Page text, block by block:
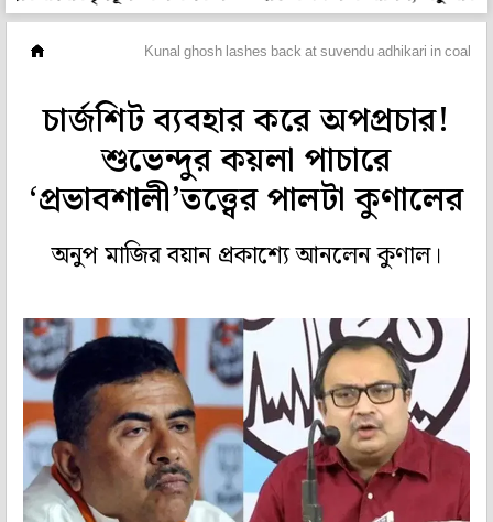
Kunal ghosh lashes back at suvendu adhikari in coal
চার্জশিট ব্যবহার করে অপপ্রচার!
শুভেন্দুর কয়লা পাচারে
‘প্রভাবশালী’তত্ত্বের পালটা কুণালের
অনুপ মাজির বয়ান প্রকাশ্যে আনলেন কুণাল।